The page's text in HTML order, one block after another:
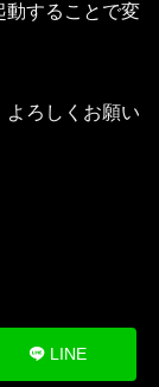
動することで変
よろしくお願い
LINE